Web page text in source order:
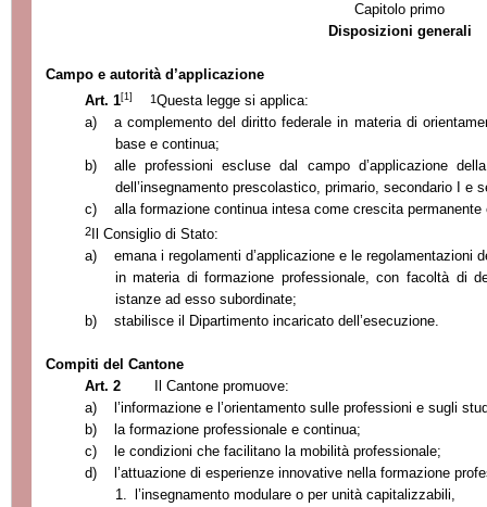
Capitolo primo
Disposizioni generali
Campo e autorità d’applicazione
Art. 1[1] 1Questa legge si applica:
a)
a complemento del diritto federale in materia di
base e continua;
b)
alle professioni escluse dal campo d’applicazione
dell’insegnamento prescolastico, primario, secondario I e
c)
alla formazione continua intesa come crescita
2
Il Consiglio di Stato:
a)
emana i regolamenti d’applicazione e le regolamentazioni
in materia di formazione professionale, con facoltà di
istanze ad esso subordinate;
b)
stabilisce il Dipartimento incaricato dell’esecuzione.
Compiti del Cantone
Art. 2
Il Cantone promuove:
a)
l’informazione e l’orientamento sulle professioni e sugli
b)
la formazione professionale e continua;
c)
le condizioni che facilitano la mobilità professionale;
d)
l’attuazione di esperienze innovative nella formazione
1.
l’insegnamento modulare o per unità capitalizzabili,